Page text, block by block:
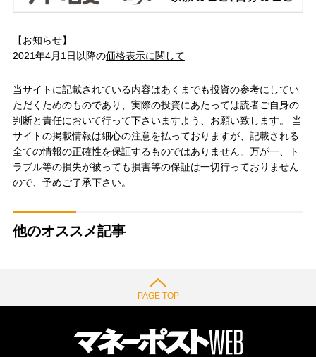
【お知らせ】
2021年4月1日以降の価格表示に関して
当サイトに記載されている内容はあくまでも投資の参考にしてい
ただくためのものであり、実際の投資にあたっては読者ご自身の
判断と責任において行って下さいますよう、お願い致します。 当
サイトの掲載情報は細心の注意を払っておりますが、記載される
全ての情報の正確性を保証するものではありません。万が一、ト
ラブル等の損失が被っても損害等の保証は一切行っておりません
ので、予めご了承下さい。
他のオススメ記事
PAGE TOP